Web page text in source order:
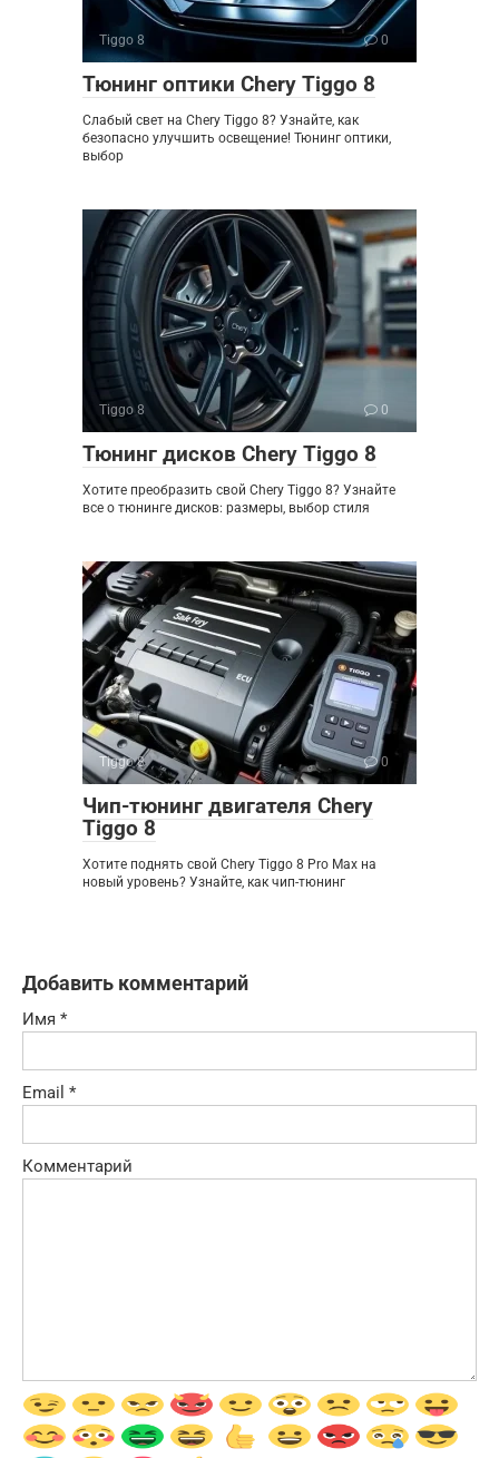
Tiggo 8 0
Тюнинг оптики Chery Tiggo 8
Слабый свет на Chery Tiggo 8? Узнайте, как
безопасно улучшить освещение! Тюнинг оптики,
выбор
Tiggo 8 0
Тюнинг дисков Chery Tiggo 8
Хотите преобразить свой Chery Tiggo 8? Узнайте
все о тюнинге дисков: размеры, выбор стиля
Tiggo 8 0
Чип-тюнинг двигателя Chery
Tiggo 8
Хотите поднять свой Chery Tiggo 8 Pro Max на
новый уровень? Узнайте, как чип-тюнинг
Добавить комментарий
Имя *
Email *
Комментарий